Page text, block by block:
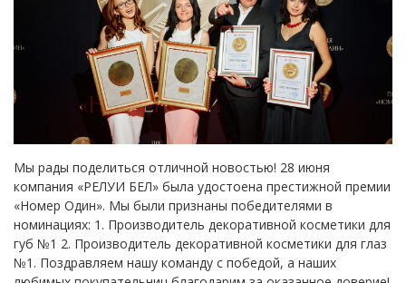
Мы рады поделиться отличной новостью! 28 июня
компания «РЕЛУИ БЕЛ» была удостоена престижной премии
«Номер Один». Мы были признаны победителями в
номинациях: 1. Производитель декоративной косметики для
губ №1 2. Производитель декоративной косметики для глаз
№1. Поздравляем нашу команду с победой, а наших